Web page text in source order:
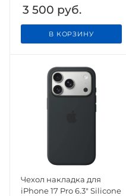
3 500 руб.
В КОРЗИНУ
Чехол накладка для
iPhone 17 Pro 6.3" Silicone